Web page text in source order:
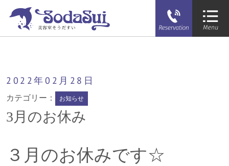
2022年02月 28日
カテゴリー： お知らせ
3月のお休み
３月のお休みです☆